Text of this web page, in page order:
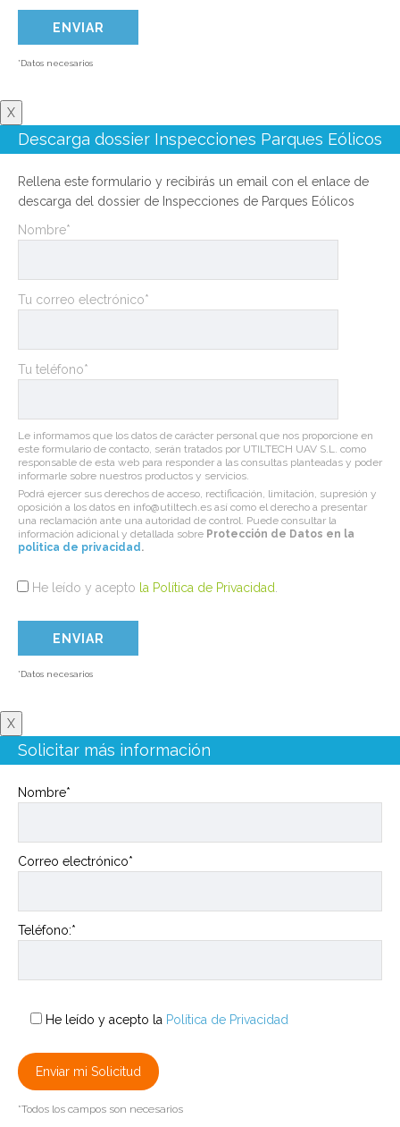
*Datos necesarios
X
Descarga dossier Inspecciones Parques Eólicos
Rellena este formulario y recibirás un email con el enlace de
descarga del dossier de Inspecciones de Parques Eólicos
Nombre*
Tu correo electrónico*
Tu teléfono*
Le informamos que los datos de carácter personal que nos proporcione en
este formulario de contacto, serán tratados por UTILTECH UAV S.L. como
responsable de esta web para responder a las consultas planteadas y poder
informarle sobre nuestros productos y servicios.
Podrá ejercer sus derechos de acceso, rectificación, limitación, supresión y
oposición a los datos en info@utiltech.es así como el derecho a presentar
una reclamación ante una autoridad de control. Puede consultar la
información adicional y detallada sobre Protección de Datos en la
politica de privacidad.
He leído y acepto la Política de Privacidad.
*Datos necesarios
X
Solicitar más información
Nombre*
Correo electrónico*
Teléfono:*
He leído y acepto la Política de Privacidad
*Todos los campos son necesarios